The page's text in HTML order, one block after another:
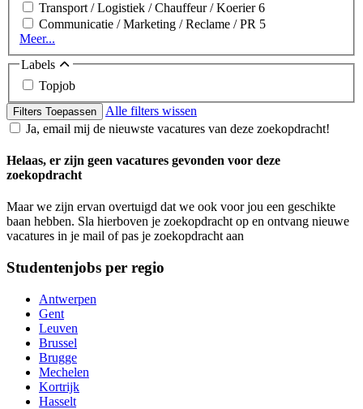
Transport / Logistiek / Chauffeur / Koerier6
Communicatie / Marketing / Reclame / PR 5
Meer...
Labels
Topjob
Filters Toepassen
Alle filters wissen
Ja, email mij de nieuwste vacatures van deze zoekopdracht!
Helaas, er zijn geen vacatures gevonden voor deze
zoekopdracht
Maar we zijn ervan overtuigd dat we ook voor jou een geschikte
baan hebben. Sla hierboven je zoekopdracht op en ontvang nieuwe
vacatures in je mail of pas je zoekopdracht aan
Studentenjobs per regio
Antwerpen
Gent
Leuven
Brussel
Brugge
Mechelen
Kortrijk
Hasselt